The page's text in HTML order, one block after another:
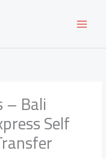
– Bali
Self